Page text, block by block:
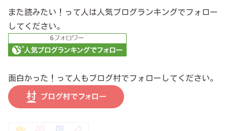
また読みたい！って人は人気ブログランキングでフォロー
してください。
面白かった！って人もブログ村でフォローしてください。